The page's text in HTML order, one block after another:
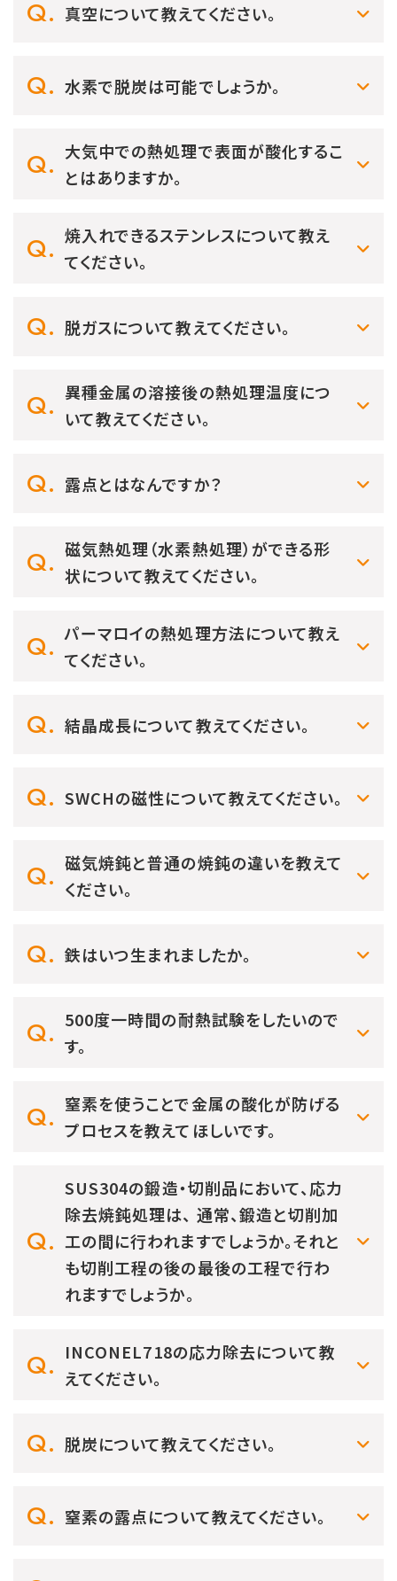
真空について教えてください。
水素で脱炭は可能でしょうか。
大気中での熱処理で表面が酸化するこ
とはありますか。
焼入れできるステンレスについて教え
てください。
脱ガスについて教えてください。
異種金属の溶接後の熱処理温度につ
いて教えてください。
露点とはなんですか？
磁気熱処理（水素熱処理）ができる形
状について教えてください。
パーマロイの熱処理方法について教え
てください。
結晶成長について教えてください。
SWCHの磁性について教えてください。
磁気焼鈍と普通の焼鈍の違いを教えて
ください。
鉄はいつ生まれましたか。
500度一時間の耐熱試験をしたいので
す。
窒素を使うことで金属の酸化が防げる
プロセスを教えてほしいです。
SUS304の鍛造・切削品において、応力
除去焼鈍処理は、 通常、鍛造と切削加
工の間に行われますでしょうか。それと
も切削工程の後の最後の工程で行わ
れますでしょうか。
INCONEL718の応力除去について教
えてください。
脱炭について教えてください。
窒素の露点について教えてください。